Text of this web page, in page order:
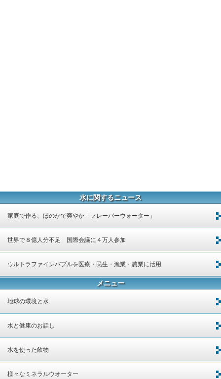
水に関するニュース
家庭で作る、ほのかで爽やか「フレーバーウォーター」
世界で８億人分不足 国際会議に４万人参加
ウルトラファインバブルを医療・民生・漁業・農業に活用
メニュー
地球の環境と水
水と健康のお話し
水を使った飲物
様々なミネラルウオーター